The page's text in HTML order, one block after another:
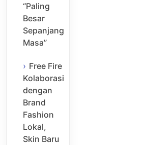
“Paling
Besar
Sepanjang
Masa”
Free Fire
Kolaborasi
dengan
Brand
Fashion
Lokal,
Skin Baru